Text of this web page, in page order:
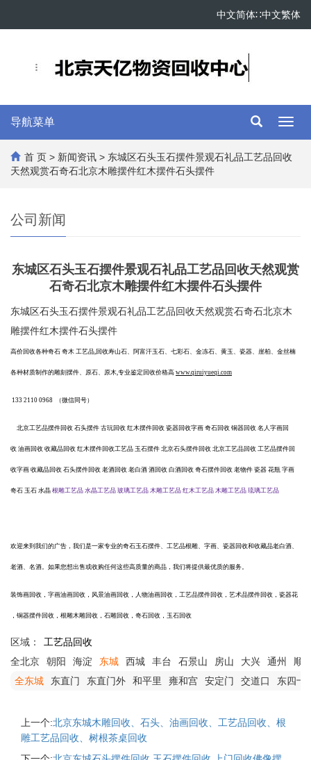
中文繁体
∷
中文简体
导航菜单
首 页 > 新闻资讯 > 东城区石头玉石摆件景观石礼品工艺品回收
天然观赏石奇石北京木雕摆件红木摆件石头摆件
公司新闻
东城区石头玉石摆件景观石礼品工艺品回收天然观赏
石奇石北京木雕摆件红木摆件石头摆件
东城区石头玉石摆件景观石礼品工艺品回收天然观赏石奇石北京木
雕摆件红木摆件石头摆件
高价回收各种奇石 奇木 工艺品,回收寿山石、阿富汗玉石、七彩石、金冻石、黄玉、瓷器、崖柏、金丝楠
各种材质制作的雕刻摆件、原石、原木,专业鉴定回收价格高 www.qiruiyueqi.com
133 2110 0968 （微信同号）
北京工艺品摆件回收 石头摆件 古玩回收 红木摆件回收 瓷器回收字画 奇石回收 铜器回收 名人字画回
收 油画回收 收藏品回收 红木摆件回收工艺品 玉石摆件 北京石头摆件回收 北京工艺品回收 工艺品摆件回
收字画 收藏品回收 石头摆件回收 老酒回收 老白酒 酒回收 白酒回收 奇石摆件回收 老物件 瓷器 花瓶 字画
奇石 玉石 水晶 根雕工艺品 水晶工艺品 玻璃工艺品 木雕工艺品 红木工艺品 木雕工艺品 琉璃工艺品
欢迎来到我们的广告，我们是一家专业的奇石玉石摆件、工艺品根雕、字画、瓷器回收和收藏品老白酒、
老酒、名酒。如果您想出售或收购任何这些高质量的商品，我们将提供最优质的服务。
装饰画回收，字画油画回收，风景油画回收，人物油画回收，工艺品摆件回收，艺术品摆件回收，瓷器花
，铜器摆件回收，根雕木雕回收，石雕回收，奇石回收，玉石回收
区域：
全北京
朝阳 海淀 东城 西城 丰台 石景山 房山 大兴 通州
顺
全东城
东直门 东直门外 和平里 雍和宫 安定门 交道口 东四十
工艺品回收
上一个:北京东城木‌雕回收、石头、油画回收、工艺品回收、根
雕工艺品回收、树根茶桌回收